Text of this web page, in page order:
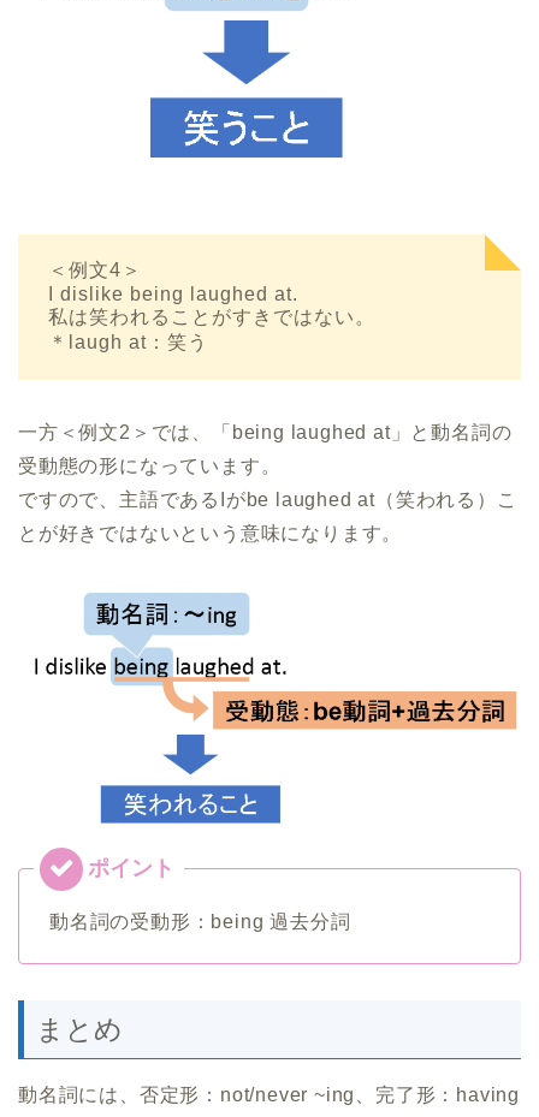
＜例文4＞
I dislike being laughed at.
私は笑われることがすきではない。
＊laugh at：笑う
一方＜例文2＞では、「being laughed at」と動名詞の
受動態の形になっています。
ですので、主語であるIがbe laughed at（笑われる）こ
とが好きではないという意味になります。
動名詞の受動形：being 過去分詞
まとめ
動名詞には、否定形：not/never ~ing、完了形：having